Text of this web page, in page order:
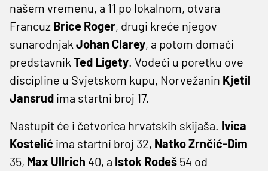
našem vremenu, a 11 po lokalnom, otvara
Francuz Brice Roger, drugi kreće njegov
sunarodnjak Johan Clarey, a potom domaći
predstavnik Ted Ligety. Vodeći u poretku ove
discipline u Svjetskom kupu, Norvežanin Kjetil
Jansrud ima startni broj 17.
Nastupit će i četvorica hrvatskih skijaša. Ivica
Kostelić ima startni broj 32, Natko Zrnčić-Dim
35, Max Ullrich 40, a Istok Rodeš 54 od